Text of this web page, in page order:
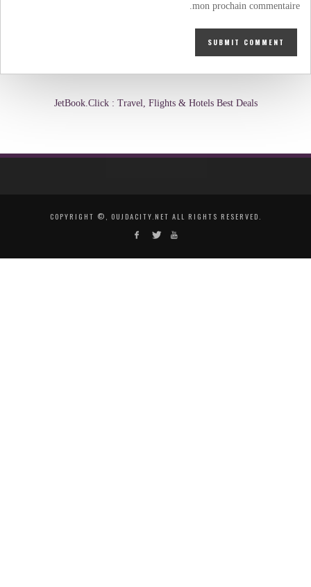
mon prochain commentaire.
JetBook.Click : Travel, Flights & Hotels Best Deals
COPYRIGHT ©, OUJDACITY.NET ALL RIGHTS RESERVED.